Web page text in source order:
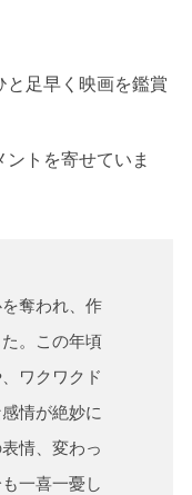
と足早く映画を鑑賞
トを寄せていま
奪われ、作
。この年頃
ワクワクド
情が絶妙に
情、変わっ
一喜一憂し